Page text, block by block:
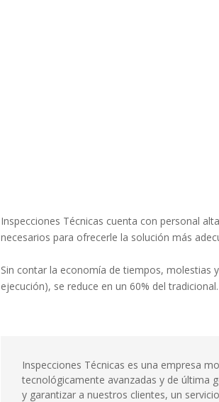
Inspecciones Técnicas cuenta con personal
necesarios para ofrecerle la solución más
Sin contar la economía de tiempos, molestias
ejecución), se reduce en un 60% del tradicional.
Inspecciones Técnicas es una empresa
tecnológicamente avanzadas y de última
y garantizar a nuestros clientes, un